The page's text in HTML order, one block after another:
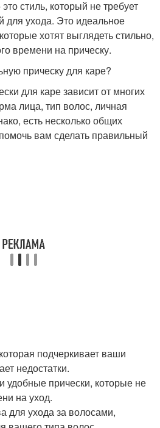
стиль, который не требует
для ухода. Это идеальное
хотят выглядеть стильно,
времени на прическу.
прическу для каре?
для каре зависит от многих
лица, тип волос, личная
есть несколько общих
вам сделать правильный
подчеркивает ваши
недостатки.
удобные прически, которые не
на уход.
для ухода за волосами,